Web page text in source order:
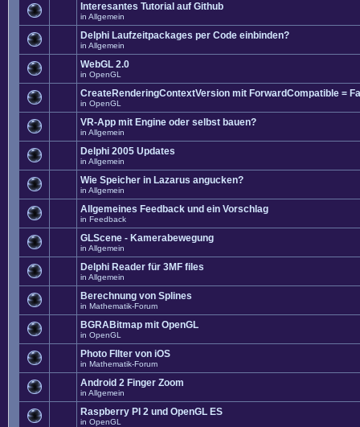
Interesantes Tutorial auf Github
in Allgemein
Delphi Laufzeitpackages per Code einbinden?
in Allgemein
WebGL 2.0
in OpenGL
CreateRenderingContextVersion mit ForwardCompatible =
in OpenGL
VR-App mit Engine oder selbst bauen?
in Allgemein
Delphi 2005 Updates
in Allgemein
Wie Speicher in Lazarus angucken?
in Allgemein
Allgemeines Feedback und ein Vorschlag
in Feedback
GLScene - Kamerabewegung
in Allgemein
Delphi Reader für 3MF files
in Allgemein
Berechnung von Splines
in Mathematik-Forum
BGRABitmap mit OpenGL
in OpenGL
Photo FIlter von iOS
in Mathematik-Forum
Android 2 Finger Zoom
in Allgemein
Raspberry PI 2 und OpenGL ES
in OpenGL